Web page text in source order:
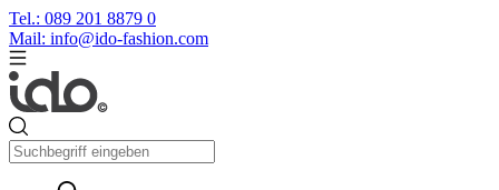
Tel.: 089 201 8879 0
Mail: info@ido-fashion.com